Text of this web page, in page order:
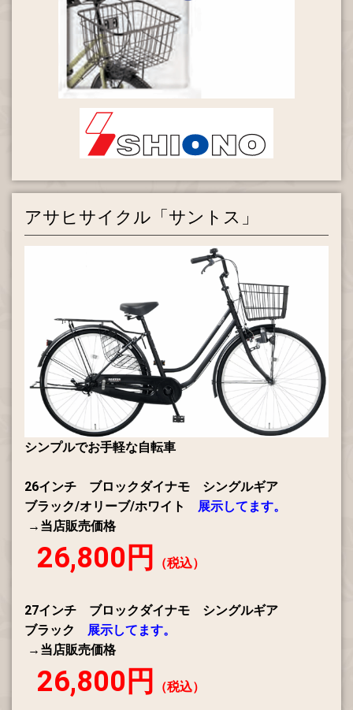
アサヒサイクル「サントス」
シンプルでお手軽な自転車
26インチ ブロックダイナモ シングルギア
ブラック/オリーブ/ホワイト
展示してます。
→当店販売価格
26,800円 （税込）
27インチ ブロックダイナモ シングルギア
ブラック
展示してます。
→当店販売価格
26,800円 （税込）